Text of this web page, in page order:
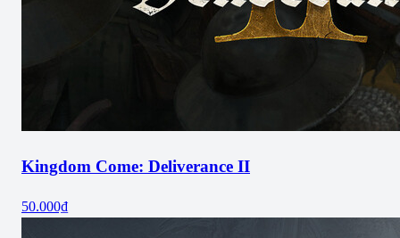
Kingdom Come: Deliverance II
50.000₫